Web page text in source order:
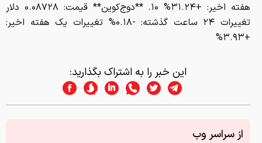
هفته اخیر: +۳۱.۲۴% ۱۰. **دوج‌کوین** قیمت: ۰.۰۸۷۲۸ دلار
تغییرات ۲۴ ساعت گذشته: -۰.۱۸% تغییرات یک هفته اخیر:
+۳.۹۳%
این خبر را به اشتراک بگذارید:
از سراسر وب